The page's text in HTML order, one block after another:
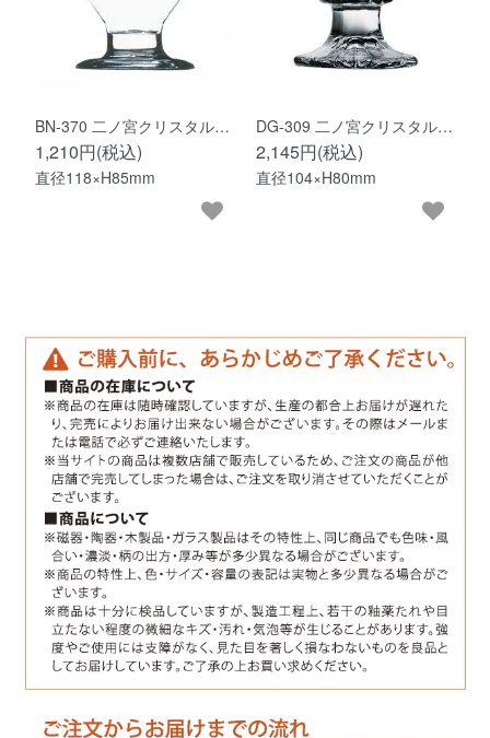
BN-370 二ノ宮クリスタル…
1,210円(税込)
直径118×H85mm
DG-309 二ノ宮クリスタル…
2,145円(税込)
直径104×H80mm